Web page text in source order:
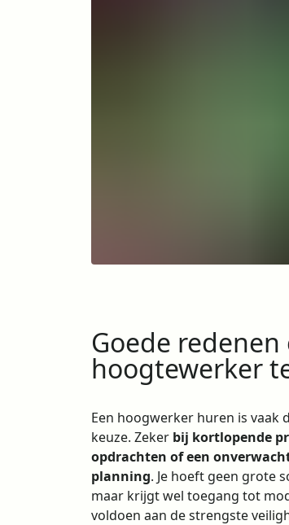
Goede redenen
hoogtewerker
Een hoogwerker huren is vaak
keuze. Zeker bij kortlopende
opdrachten of een
planning. Je hoeft geen grote
maar krijgt wel toegang tot
voldoen aan de strengste